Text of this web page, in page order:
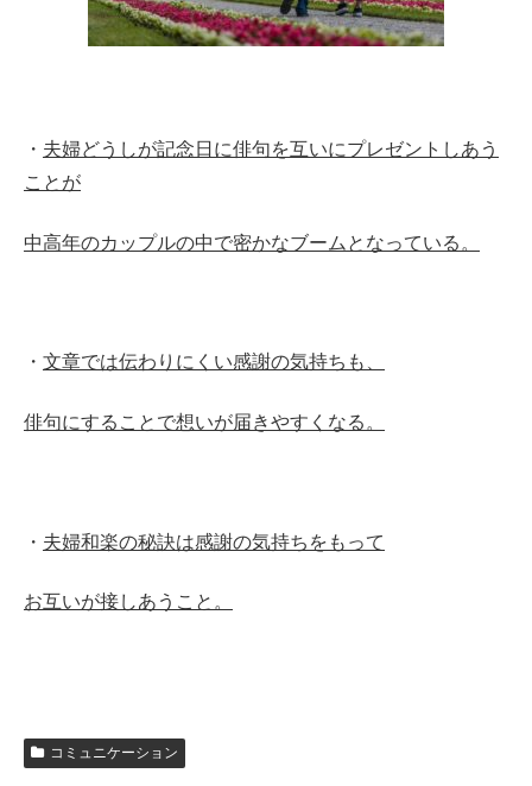
・ 夫婦どうしが記念日に俳句を互いにプレゼントしあう
ことが
中高年のカップルの中で密かなブームとなっている。
・ 文章では伝わりにくい感謝の気持ちも、
俳句にすることで想いが届きやすくなる。
・ 夫婦和楽の秘訣は感謝の気持ちをもって
お互いが接しあうこと。
コミュニケーション